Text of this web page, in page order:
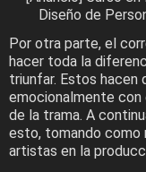
Diseño de
Por otra parte, el
hacer toda la
triunfar. Estos hacen
emocionalmente
de la trama. A
esto, tomando como
artistas en la